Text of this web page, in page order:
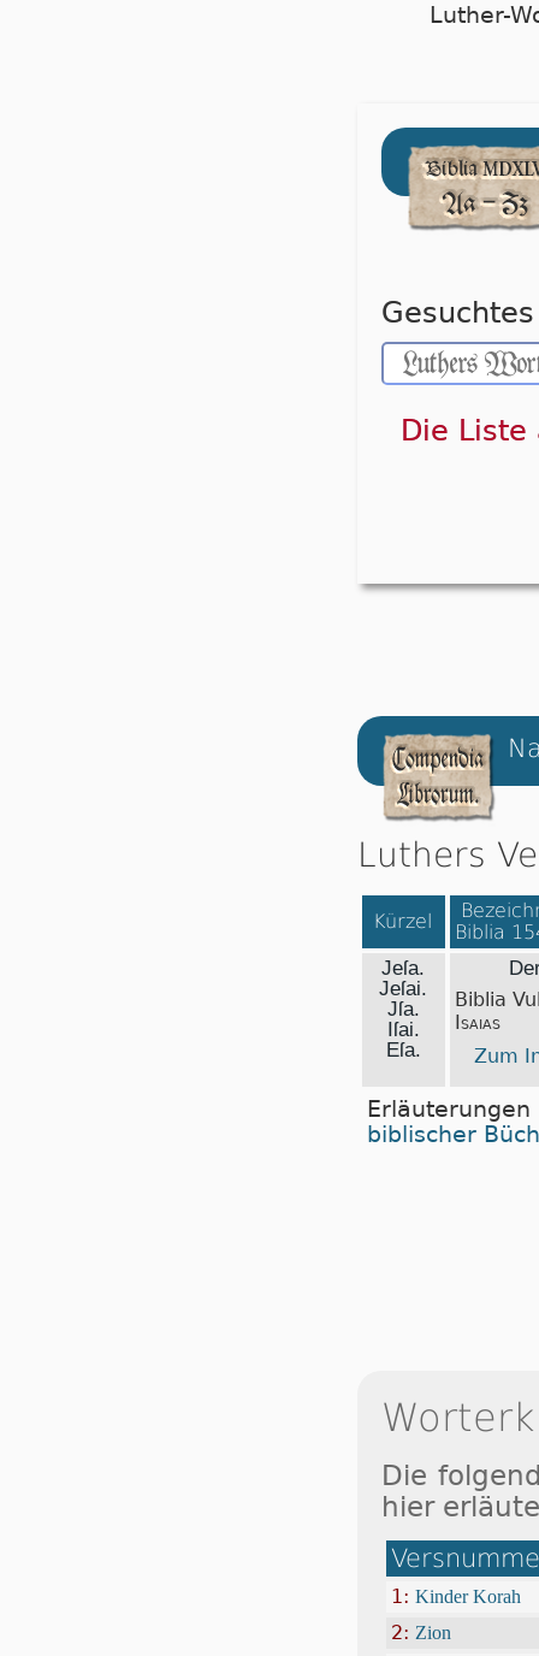
Luther-
Die
Luthers
Kürzel
Biblia
Jeſa.
Jeſai.
Jſa.
Iſai.
Eſa.
Biblia
Isaias
Zum
biblischer
Die
hier
1: Kinder Korah
2: Zion